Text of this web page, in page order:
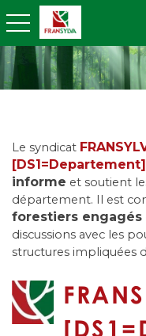
toggle navigation
Le syndicat
[DS1=Departement]
informe et soutient
département. Il est
forestiers engagés
discussions avec les
structures impliquées